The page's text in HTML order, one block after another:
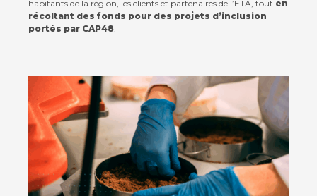
Contact
Actualités
Viva for Life
habitants de la région, les clients et partenaires de l’ETA, tout en
récoltant des fonds pour des projets d’inclusion
portés par CAP48.